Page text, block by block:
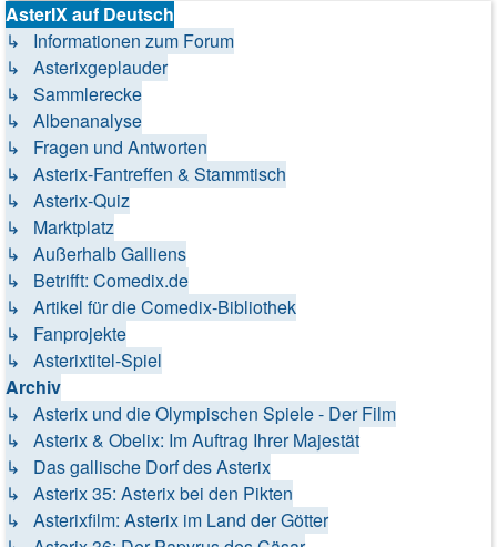
AsterIX auf Deutsch
↳ Informationen zum Forum
↳ Asterixgeplauder
↳ Sammlerecke
↳ Albenanalyse
↳ Fragen und Antworten
↳ Asterix-Fantreffen & Stammtisch
↳ Asterix-Quiz
↳ Marktplatz
↳ Außerhalb Galliens
↳ Betrifft: Comedix.de
↳ Artikel für die Comedix-Bibliothek
↳ Fanprojekte
↳ Asterixtitel-Spiel
Archiv
↳ Asterix und die Olympischen Spiele - Der Film
↳ Asterix & Obelix: Im Auftrag Ihrer Majestät
↳ Das gallische Dorf des Asterix
↳ Asterix 35: Asterix bei den Pikten
↳ Asterixfilm: Asterix im Land der Götter